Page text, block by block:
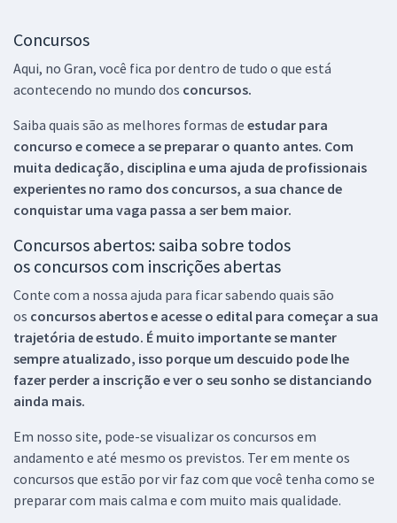
Concursos
Aqui, no Gran, você fica por dentro de tudo o que está
acontecendo no mundo dos concursos.
Saiba quais são as melhores formas de estudar para
concurso e comece a se preparar o quanto antes. Com
muita dedicação, disciplina e uma ajuda de profissionais
experientes no ramo dos concursos, a sua chance de
conquistar uma vaga passa a ser bem maior.
Concursos abertos: saiba sobre todos
os concursos com inscrições abertas
Conte com a nossa ajuda para ficar sabendo quais são
os concursos abertos e acesse o edital para começar a sua
trajetória de estudo. É muito importante se manter
sempre atualizado, isso porque um descuido pode lhe
fazer perder a inscrição e ver o seu sonho se distanciando
ainda mais.
Em nosso site, pode-se visualizar os concursos em
andamento e até mesmo os previstos. Ter em mente os
concursos que estão por vir faz com que você tenha como se
preparar com mais calma e com muito mais qualidade.